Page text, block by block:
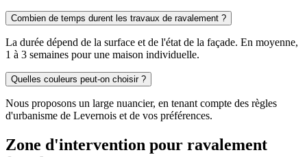
Combien de temps durent les travaux de ravalement ?
La durée dépend de la surface et de l'état de la façade. En moyenne,
1 à 3 semaines pour une maison individuelle.
Quelles couleurs peut-on choisir ?
Nous proposons un large nuancier, en tenant compte des règles
d'urbanisme de Levernois et de vos préférences.
Zone d'intervention pour ravalement